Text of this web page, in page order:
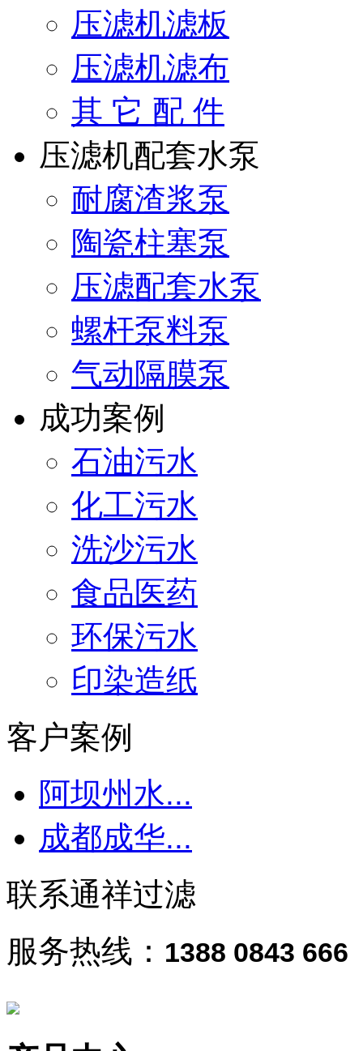
压滤机滤板
压滤机滤布
其 它 配 件
压滤机配套水泵
耐腐渣浆泵
陶瓷柱塞泵
压滤配套水泵
螺杆泵料泵
气动隔膜泵
成功案例
石油污水
化工污水
洗沙污水
食品医药
环保污水
印染造纸
客户案例
阿坝州水...
成都成华...
联系通祥过滤
服务热线： 1388 0843 666